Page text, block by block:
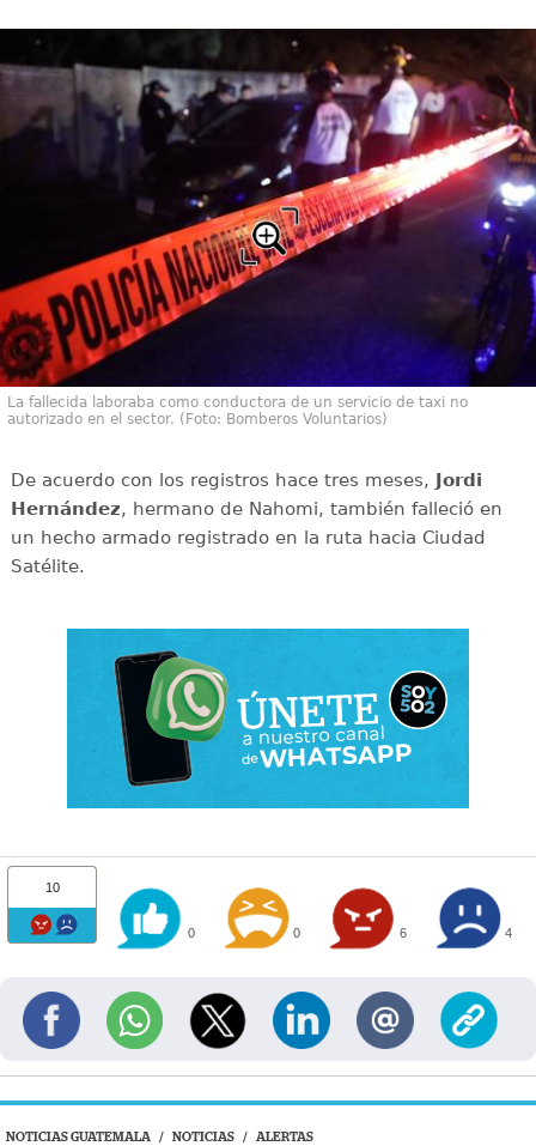
La fallecida laboraba como conductora de un servicio de taxi no
autorizado en el sector. (Foto: Bomberos Voluntarios)
De acuerdo con los registros hace tres meses, Jordi
Hernández, hermano de Nahomi, también falleció en
un hecho armado registrado en la ruta hacia Ciudad
Satélite.
10
0 0 6 4
NOTICIAS GUATEMALA / NOTICIAS / ALERTAS